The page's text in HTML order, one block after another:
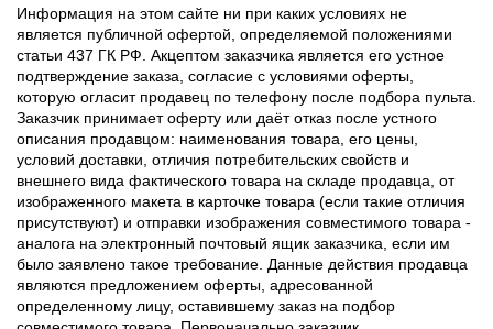
Информация на этом сайте ни при каких условиях не
является публичной офертой, определяемой положениями
статьи 437 ГК РФ. Акцептом заказчика является его устное
подтверждение заказа, согласие с условиями оферты,
которую огласит продавец по телефону после подбора пульта.
Заказчик принимает оферту или даёт отказ после устного
описания продавцом: наименования товара, его цены,
условий доставки, отличия потребительских свойств и
внешнего вида фактического товара на складе продавца, от
изображенного макета в карточке товара (если такие отличия
присутствуют) и отправки изображения совместимого товара -
аналога на электронный почтовый ящик заказчика, если им
было заявлено такое требование. Данные действия продавца
являются предложением оферты, адресованной
определенному лицу, оставившему заказ на подбор